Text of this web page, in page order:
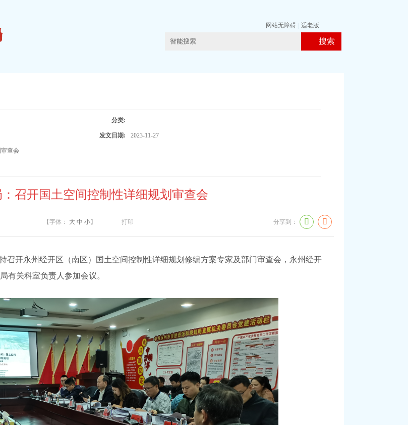
搜索
网站无障碍 适老版
分类:
发文日期: 2023-11-27
查会
召开国土空间控制性详细规划审查会
【字体： 大 中 小】 打印 分享到：
召开永州经开区（南区）
国土空间控制性详细规划修编方案专家及部门审查会，永州经开
局有关科室负责人参加会议。